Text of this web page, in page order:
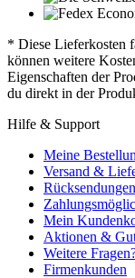
* Diese Lieferkosten
können weitere
Eigenschaften der
du direkt in der
Hilfe & Support
Meine
Versand &
Mein
Aktionen &
Weitere
Firmenkunden